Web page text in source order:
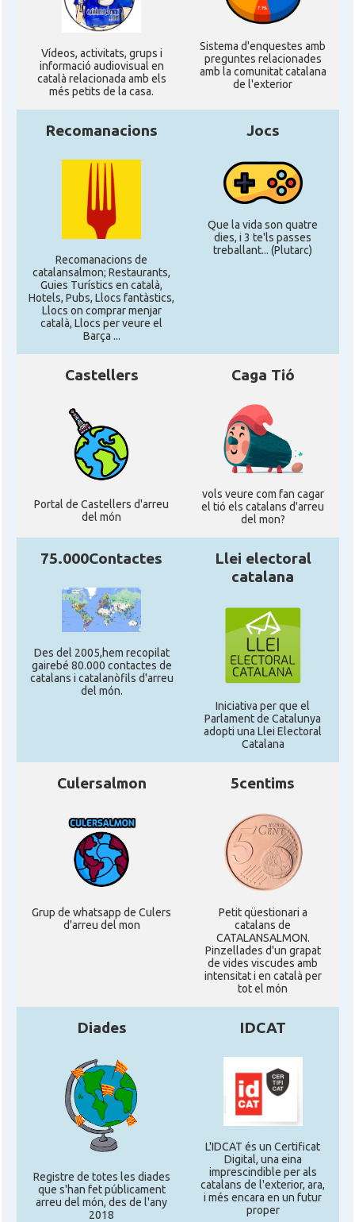
Ví­deos, activitats, grups i
informació audiovisual en
català relacionada amb els
més petits de la casa.
Sistema d'enquestes amb
preguntes relacionades
amb la comunitat catalana
de l'exterior
Recomanacions
Recomanacions de
catalansalmon; Restaurants,
Guies Turístics en català,
Hotels, Pubs, Llocs fantàstics,
Llocs on comprar menjar
català, Llocs per veure el
Barça ...
Jocs
Que la vida son quatre
dies, i 3 te'ls passes
treballant... (Plutarc)
Castellers
Portal de Castellers d'arreu
del món
Caga Tió
vols veure com fan cagar
el tió els catalans d'arreu
del mon?
75.000Contactes
Des del 2005,hem recopilat
gairebé 80.000 contactes de
catalans i catalanòfils d'arreu
del món.
Llei electoral
catalana
Iniciativa per que el
Parlament de Catalunya
adopti una Llei Electoral
Catalana
Culersalmon
Grup de whatsapp de Culers
d'arreu del mon
5centims
Petit qüestionari a
catalans de
CATALANSALMON.
Pinzellades d'un grapat
de vides viscudes amb
intensitat i en català per
tot el món
Diades
Registre de totes les diades
que s'han fet públicament
arreu del món, des de l'any
2018
IDCAT
L'IDCAT és un Certificat
Digital, una eina
imprescindible per als
catalans de l'exterior, ara,
i més encara en un futur
proper